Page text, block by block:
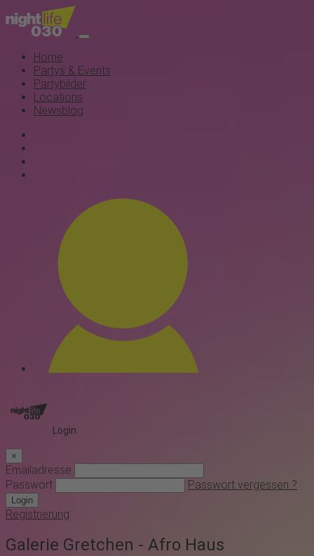
Home
Partys & Events
Partybilder
Locations
Newsblog
Login
×
Emailadresse
Passwort
Passwort vergessen ?
Login
Registrierung
Galerie Gretchen - Afro Haus